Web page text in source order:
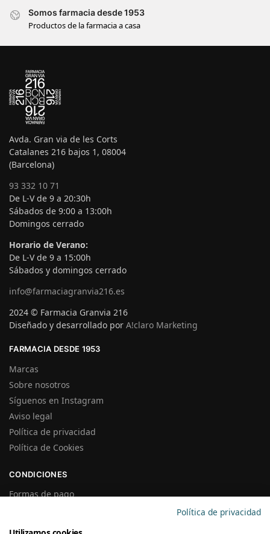
Somos farmacia desde 1953
Productos de la farmacia a casa
Avda. Gran via de les Corts
Catalanes 216 bajos 1, 08004
(Barcelona)
93 332 10 71
De L-V de 9 a 20:30h
Sábados de 9:00 a 13:00h
Domingos cerrado
Horario de Verano:
De L-V de 9 a 15:00h
Sábados y domingos cerrado
info@farmaciagranvia216.es
2024 © Farmacia Granvia 216
Diseñado y desarrollado por A!claro Marketing
FARMACIA DESDE 1953
Marcas
Sobre nosotros
Síguenos en Instagram
Aviso legal
Política de privacidad
Política de Cookies
CONDICIONES
Formas de pago
Política de privacidad